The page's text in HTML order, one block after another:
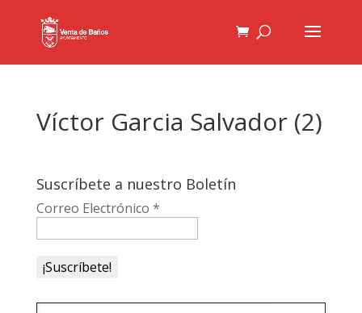
Víctor Garcia Salvador (2)
Suscríbete a nuestro Boletín
Correo Electrónico *